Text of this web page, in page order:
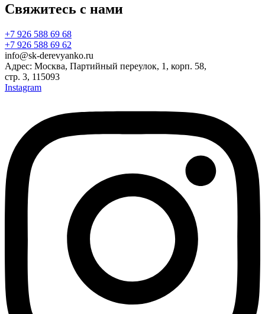
Свяжитесь с нами
+7 926 588 69 68
+7 926 588 69 62
info@sk-derevyanko.ru
Адрес: Москва, Партийный переулок, 1, корп. 58,
стр. 3, 115093
Instagram